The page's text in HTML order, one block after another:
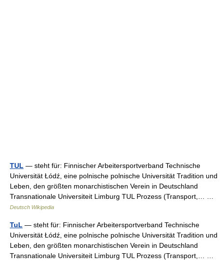
TUL — steht für: Finnischer Arbeitersportverband Technische
Universität Łódź, eine polnische polnische Universität Tradition und
Leben, den größten monarchistischen Verein in Deutschland
Transnationale Universiteit Limburg TUL Prozess (Transport,… …
Deutsch Wikipedia
TuL — steht für: Finnischer Arbeitersportverband Technische
Universität Łódź, eine polnische polnische Universität Tradition und
Leben, den größten monarchistischen Verein in Deutschland
Transnationale Universiteit Limburg TUL Prozess (Transport,… …